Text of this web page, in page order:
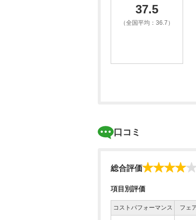
37.5
（全国平均：36.7）
口コミ
総合評価
項目別評価
コストパフォーマンス フェ